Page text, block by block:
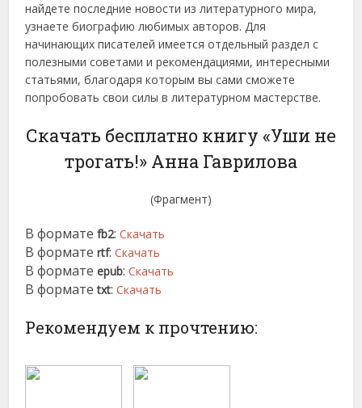
найдете последние новости из литературного мира,
узнаете биографию любимых авторов. Для
начинающих писателей имеется отдельный раздел с
полезными советами и рекомендациями, интересными
статьями, благодаря которым вы сами сможете
попробовать свои силы в литературном мастерстве.
Скачать бесплатно книгу «Уши не
трогать!» Анна Гаврилова
(Фрагмент)
В форматеfb2:Скачать
В форматеrtf:Скачать
В форматеepub:Скачать
В форматеtxt:Скачать
Рекомендуем к прочтению: